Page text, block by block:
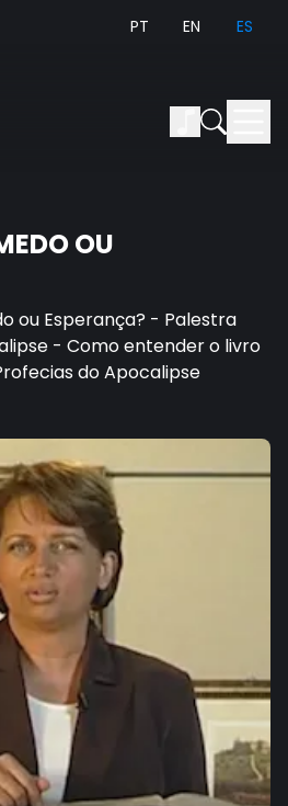
PT EN ES
OU
ou Esperança? - Palestra
- Como entender o livro
do Apocalipse